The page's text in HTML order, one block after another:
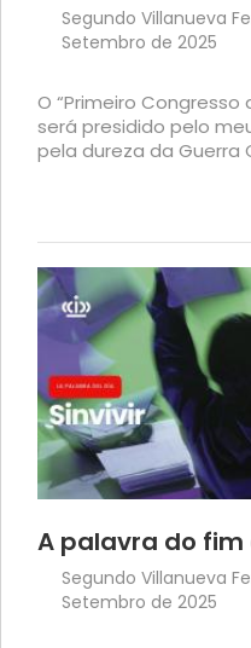
Segundo Villanueva
Setembro de 2025
O “Primeiro Congresso
será presidido pelo
pela dureza da Guerra
A palavra do fim
Segundo Villanueva
Setembro de 2025